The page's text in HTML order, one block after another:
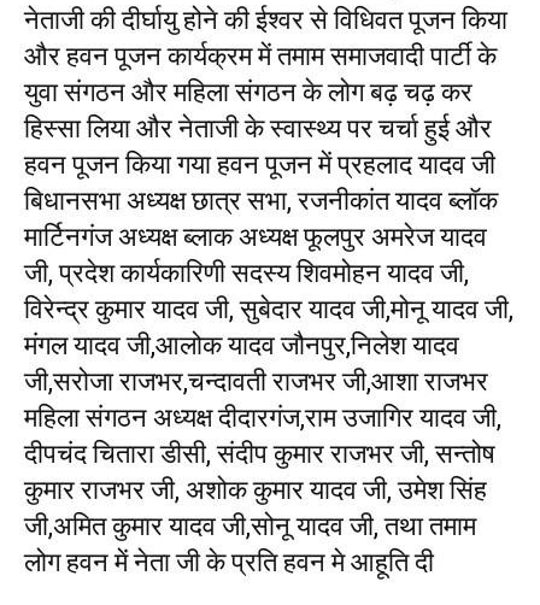
नेताजी की दीर्घायु होने की ईश्वर से विधिवत पूजन किया
और हवन पूजन कार्यक्रम में तमाम समाजवादी पार्टी के
युवा संगठन और महिला संगठन के लोग बढ़ चढ़ कर
हिस्सा लिया और नेताजी के स्वास्थ्य पर चर्चा हुई और
हवन पूजन किया गया हवन पूजन में प्रहलाद यादव जी
बिधानसभा अध्यक्ष छात्र सभा, रजनीकांत यादव ब्लॉक
मार्टिनगंज अध्यक्ष ब्लाक अध्यक्ष फूलपुर अमरेज यादव
जी, प्रदेश कार्यकारिणी सदस्य शिवमोहन यादव जी,
विरेन्द्र कुमार यादव जी, सुबेदार यादव जी,मोनू यादव जी,
मंगल यादव जी,आलोक यादव जौनपुर,निलेश यादव
जी,सरोजा राजभर,चन्दावती राजभर जी,आशा राजभर
महिला संगठन अध्यक्ष दीदारगंज,राम उजागिर यादव जी,
दीपचंद चितारा डीसी, संदीप कुमार राजभर जी, सन्तोष
कुमार राजभर जी, अशोक कुमार यादव जी, उमेश सिंह
जी,अमित कुमार यादव जी,सोनू यादव जी, तथा तमाम
लोग हवन में नेता जी के प्रति हवन मे आहूति दी